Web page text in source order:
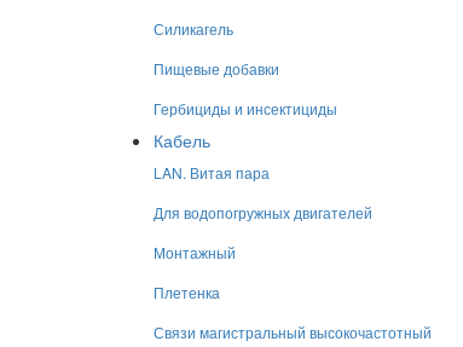
Силикагель
Пищевые добавки
Гербициды и инсектициды
Кабель
LAN. Витая пара
Для водопогружных двигателей
Монтажный
Плетенка
Связи магистральный высокочастотный